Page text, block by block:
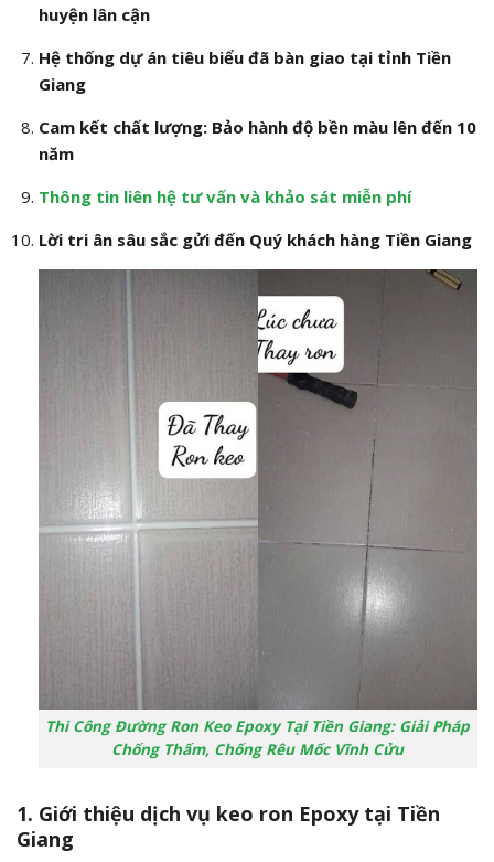
huyện lân cận
Hệ thống dự án tiêu biểu đã bàn giao tại tỉnh Tiền
Giang
Cam kết chất lượng: Bảo hành độ bền màu lên đến 10
năm
Thông tin liên hệ tư vấn và khảo sát miễn phí
Lời tri ân sâu sắc gửi đến Quý khách hàng Tiền Giang
Thi Công Đường Ron Keo Epoxy Tại Tiền Giang: Giải Pháp
Chống Thấm, Chống Rêu Mốc Vĩnh Cửu
1. Giới thiệu dịch vụ keo ron Epoxy tại Tiền
Giang